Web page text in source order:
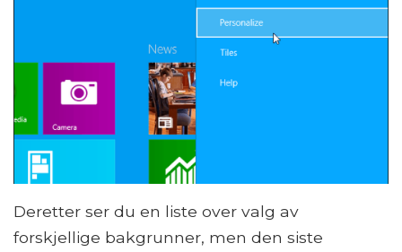
Deretter ser du en liste over valg av
forskjellige bakgrunner, men den siste